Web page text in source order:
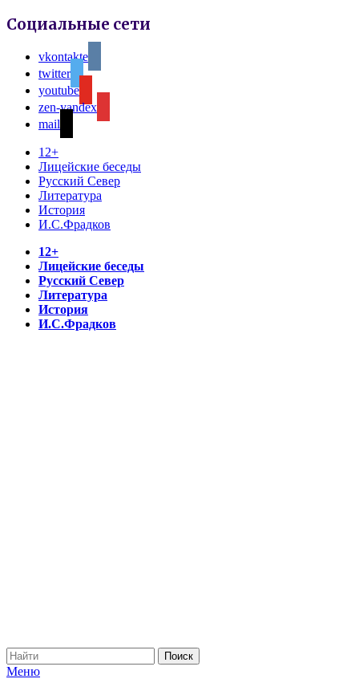
Социальные сети
vkontakte
twitter
youtube
zen-yandex
mail
12+
Лицейские беседы
Русский Север
Литература
История
И.С.Фрадков
12+
Лицейские беседы
Русский Север
Литература
История
И.С.Фрадков
Меню